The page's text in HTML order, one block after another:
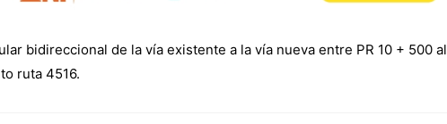
bidireccional de la vía existente a la vía nueva entre PR 10 + 500 al
ruta 4516.